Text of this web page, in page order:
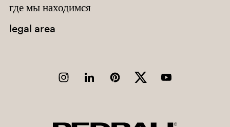
где мы находимся
legal area